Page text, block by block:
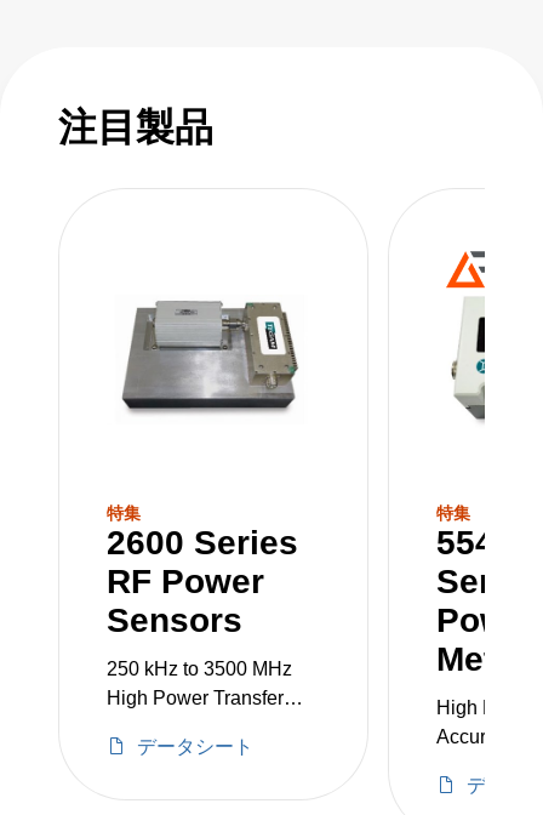
注目製品
特集
2600 Series
RF Power
Sensors
250 kHz to 3500 MHz
High Power Transfer
データシート
特集
5540A
Power
High
Accuracy
Singleデータ